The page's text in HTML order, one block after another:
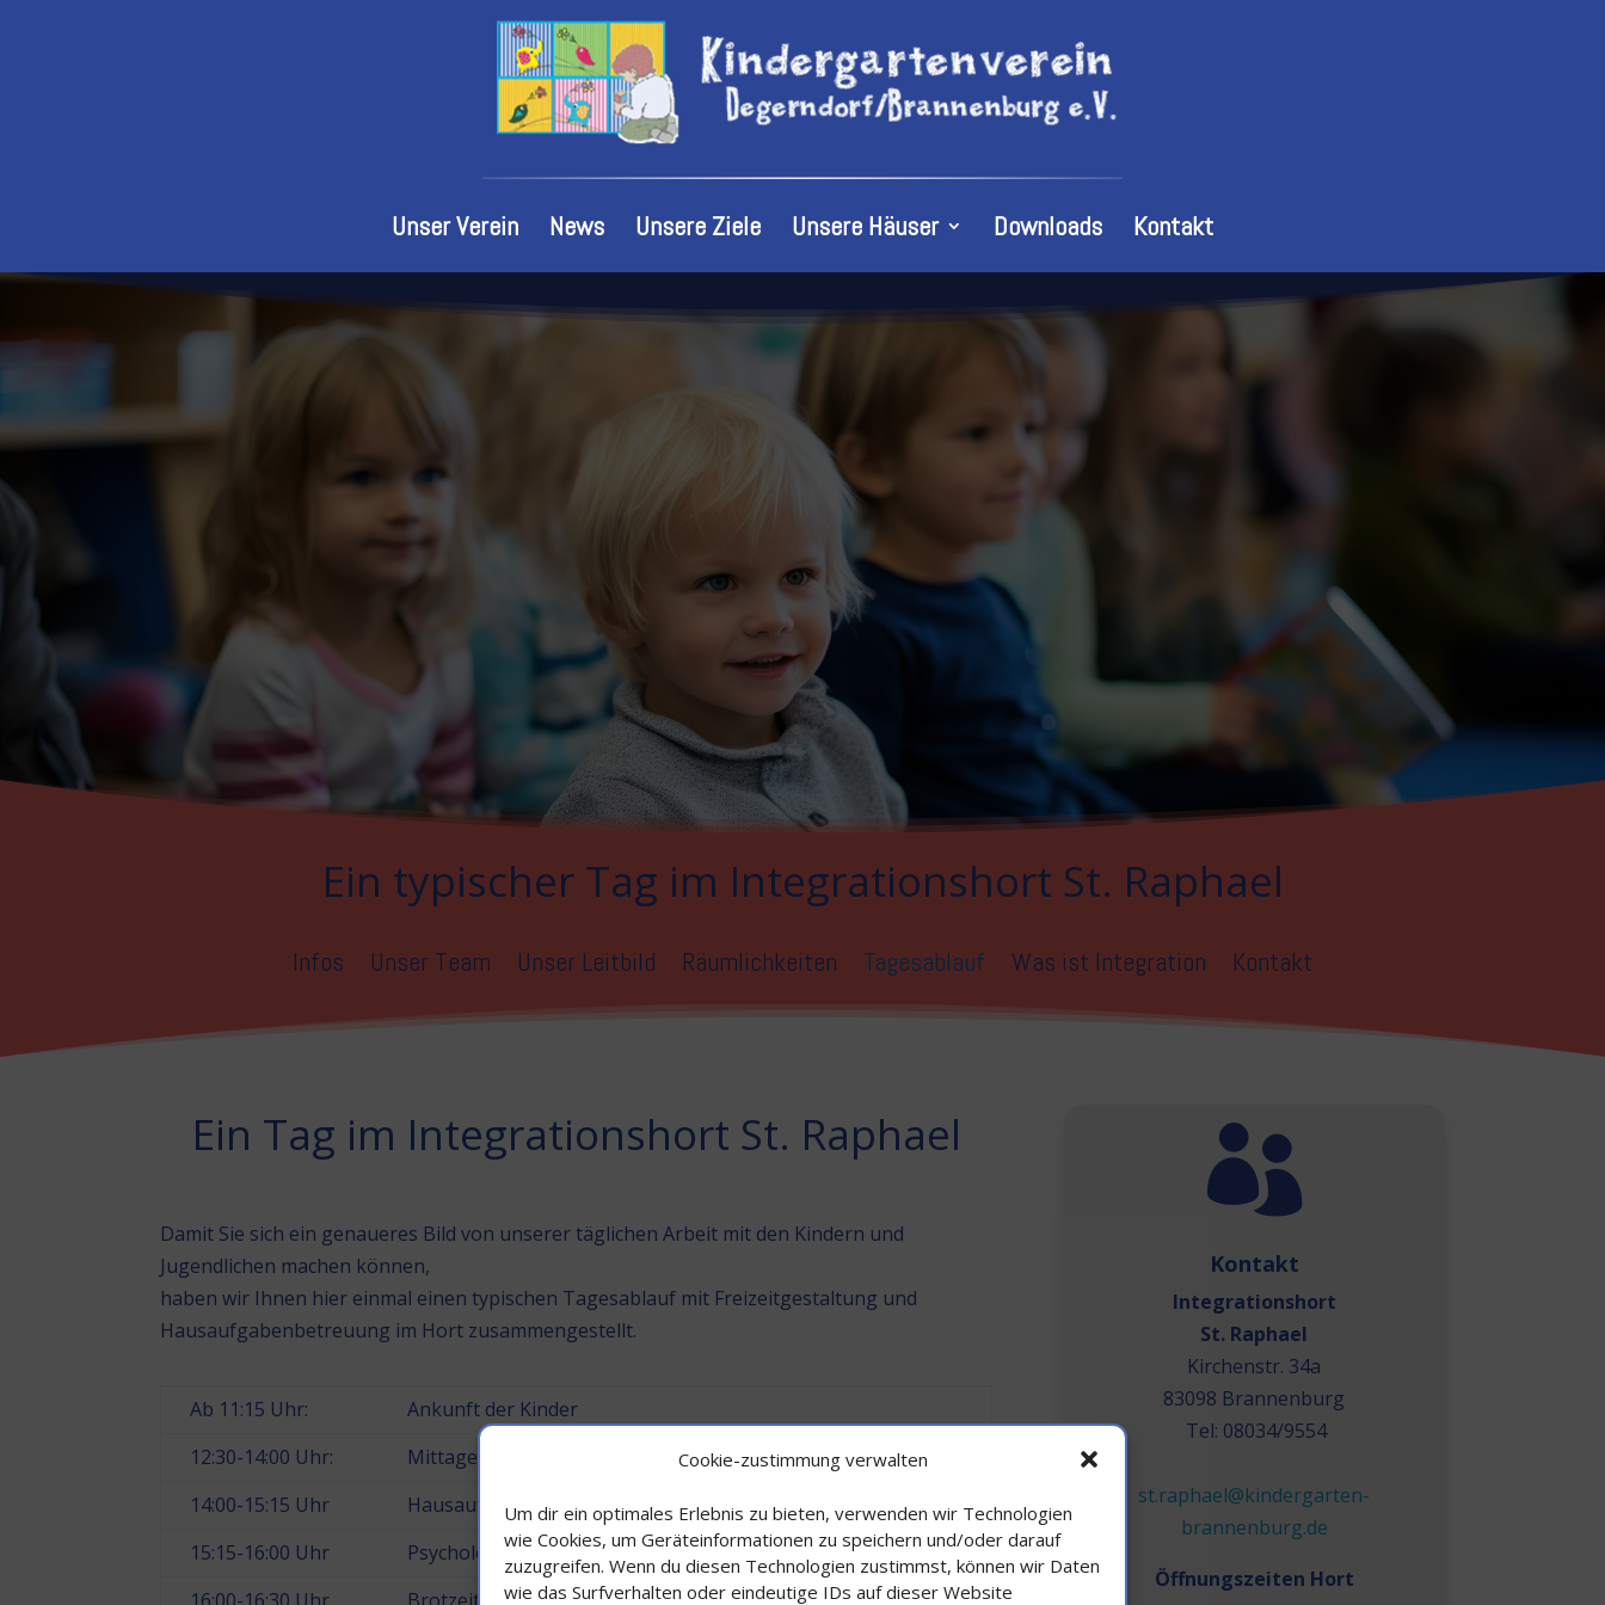
Cookie-zustimmung verwalten
Um dir ein optimales Erlebnis zu bieten, verwenden wir Technologien
wie Cookies, um Geräteinformationen zu speichern und/oder darauf
zuzugreifen. Wenn du diesen Technologien zustimmst, können wir Daten
wie das Surfverhalten oder eindeutige IDs auf dieser Website
Unser Verein News Unsere Ziele Unsere Häuser Downloads Kontakt
Ein typischer Tag im Integrationshort St. Raphael
Infos Unser Team Unser Leitbild Räumlichkeiten Tagesablauf Was ist Integration Kontakt
Ein Tag im Integrationshort St. Raphael
Damit Sie sich ein genaueres Bild von unserer täglichen Arbeit mit den Kindern und
Jugendlichen machen können,
haben wir Ihnen hier einmal einen typischen Tagesablauf mit Freizeitgestaltung und
Hausaufgabenbetreuung im Hort zusammengestellt.
Ab 11:15 Uhr:
Ankunft der Kinder
12:30-14:00 Uhr:
Mittagessen und Freispielzeit
14:00-15:15 Uhr
Hausaufgabenzeit
15:15-16:00 Uhr
Psychologische Gruppe (einmal wöchentlich pro Gruppe)

Kontakt
Integrationshort
St. Raphael
Kirchenstr. 34a
83098 Brannenburg
Tel: 08034/9554
st.raphael@kindergarten-
brannenburg.de
Öffnungszeiten Hort